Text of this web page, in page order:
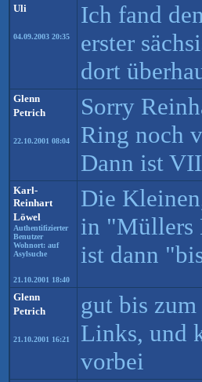
Uli
04.09.2003 20:35
Ich fand
erster
dort
Glenn
Petrich
22.10.2001 08:04
Sorry
Ring noch
Dann ist
Karl-
Reinhart
Löwel
Authentifizierter
Benutzer
Wohnort: auf
Asylsuche
21.10.2001 18:40
Die
in "Müllers
ist dann
Glenn
Petrich
21.10.2001 16:21
gut bis
Links, und
vorbei